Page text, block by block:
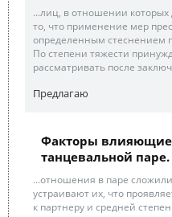
...лиц, в отношении которых
то, что применение мер
определенным стеснением
По степени тяжести
рассматривать после
Предлагаю
Факторы влияющие
танцевальной паре.
...отношения в паре
устраивают их, что
к партнеру и средней